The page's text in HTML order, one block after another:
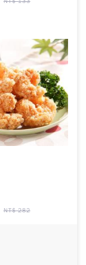
NT$ 282